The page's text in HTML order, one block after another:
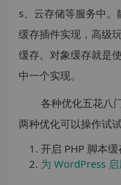
s、云存储等服务中。
缓存插件实现，高级
缓存。对象缓存就是
中一个实现。
各种优化五花八
两种优化可以操作试试
开启 PHP 脚本
为 WordPress